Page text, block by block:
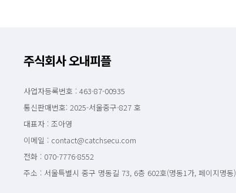
주식회사 오내피플
사업자등록번호 : 463-87-00935
통신판매번호: 2025-서울중구-827 호
대표자 : 조아영
이메일 : contact@catchsecu.com
전화 : 070-7776-8552
주소 : 서울특별시 중구 명동길 73, 6층 602호(명동1가, 페이지명동)